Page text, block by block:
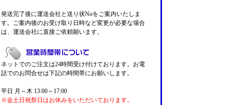
発送完了後に運送会社と送り状Noをご案内いたしま
す。ご案内後のお受け取り日時など変更が必要な場合
は、運送会社に直接ご依頼願います。
ネットでのご注文は24時間受け付けております。お電
話でのお問合せは下記の時間帯にお願いします。
平日 月～木 13:00～17:00
※金土日祝祭日はお休みをいただいております。